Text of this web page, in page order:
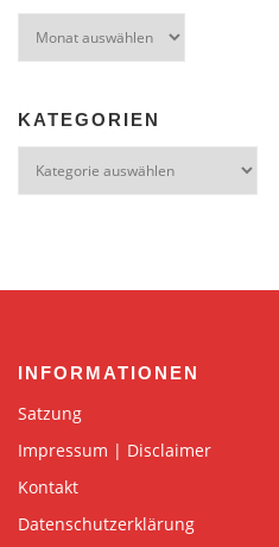
KATEGORIEN
INFORMATIONEN
Satzung
Impressum | Disclaimer
Kontakt
Datenschutzerklärung